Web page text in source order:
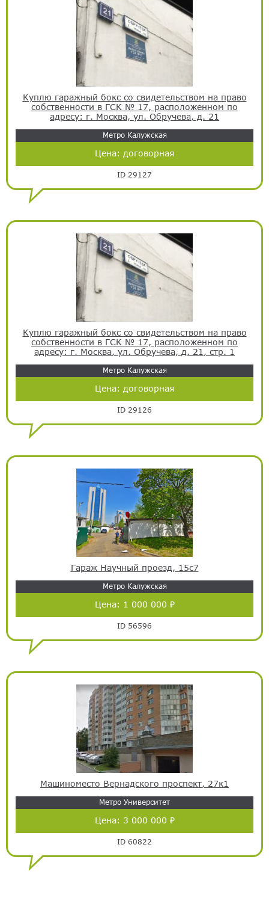
Куплю гаражный бокс со свидетельством на право
собственности в ГСК № 17, расположенном по
адресу: г. Москва, ул. Обручева, д. 21
Метро Калужская
Цена: договорная
ID 29127
Куплю гаражный бокс со свидетельством на право
собственности в ГСК № 17, расположенном по
адресу: г. Москва, ул. Обручева, д. 21, стр. 1
Метро Калужская
Цена: договорная
ID 29126
Гараж Научный проезд, 15с7
Метро Калужская
Цена: 1 000 000 ₽
ID 56596
Машиноместо Вернадского проспект, 27к1
Метро Университет
Цена: 3 000 000 ₽
ID 60822